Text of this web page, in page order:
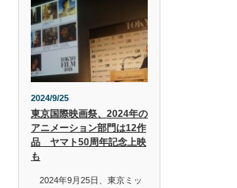
2024/9/25
東京国際映画祭、2024年の
アニメーション部門は12作
品 ヤマト50周年記念上映
も
2024年9月25日、東京ミッ